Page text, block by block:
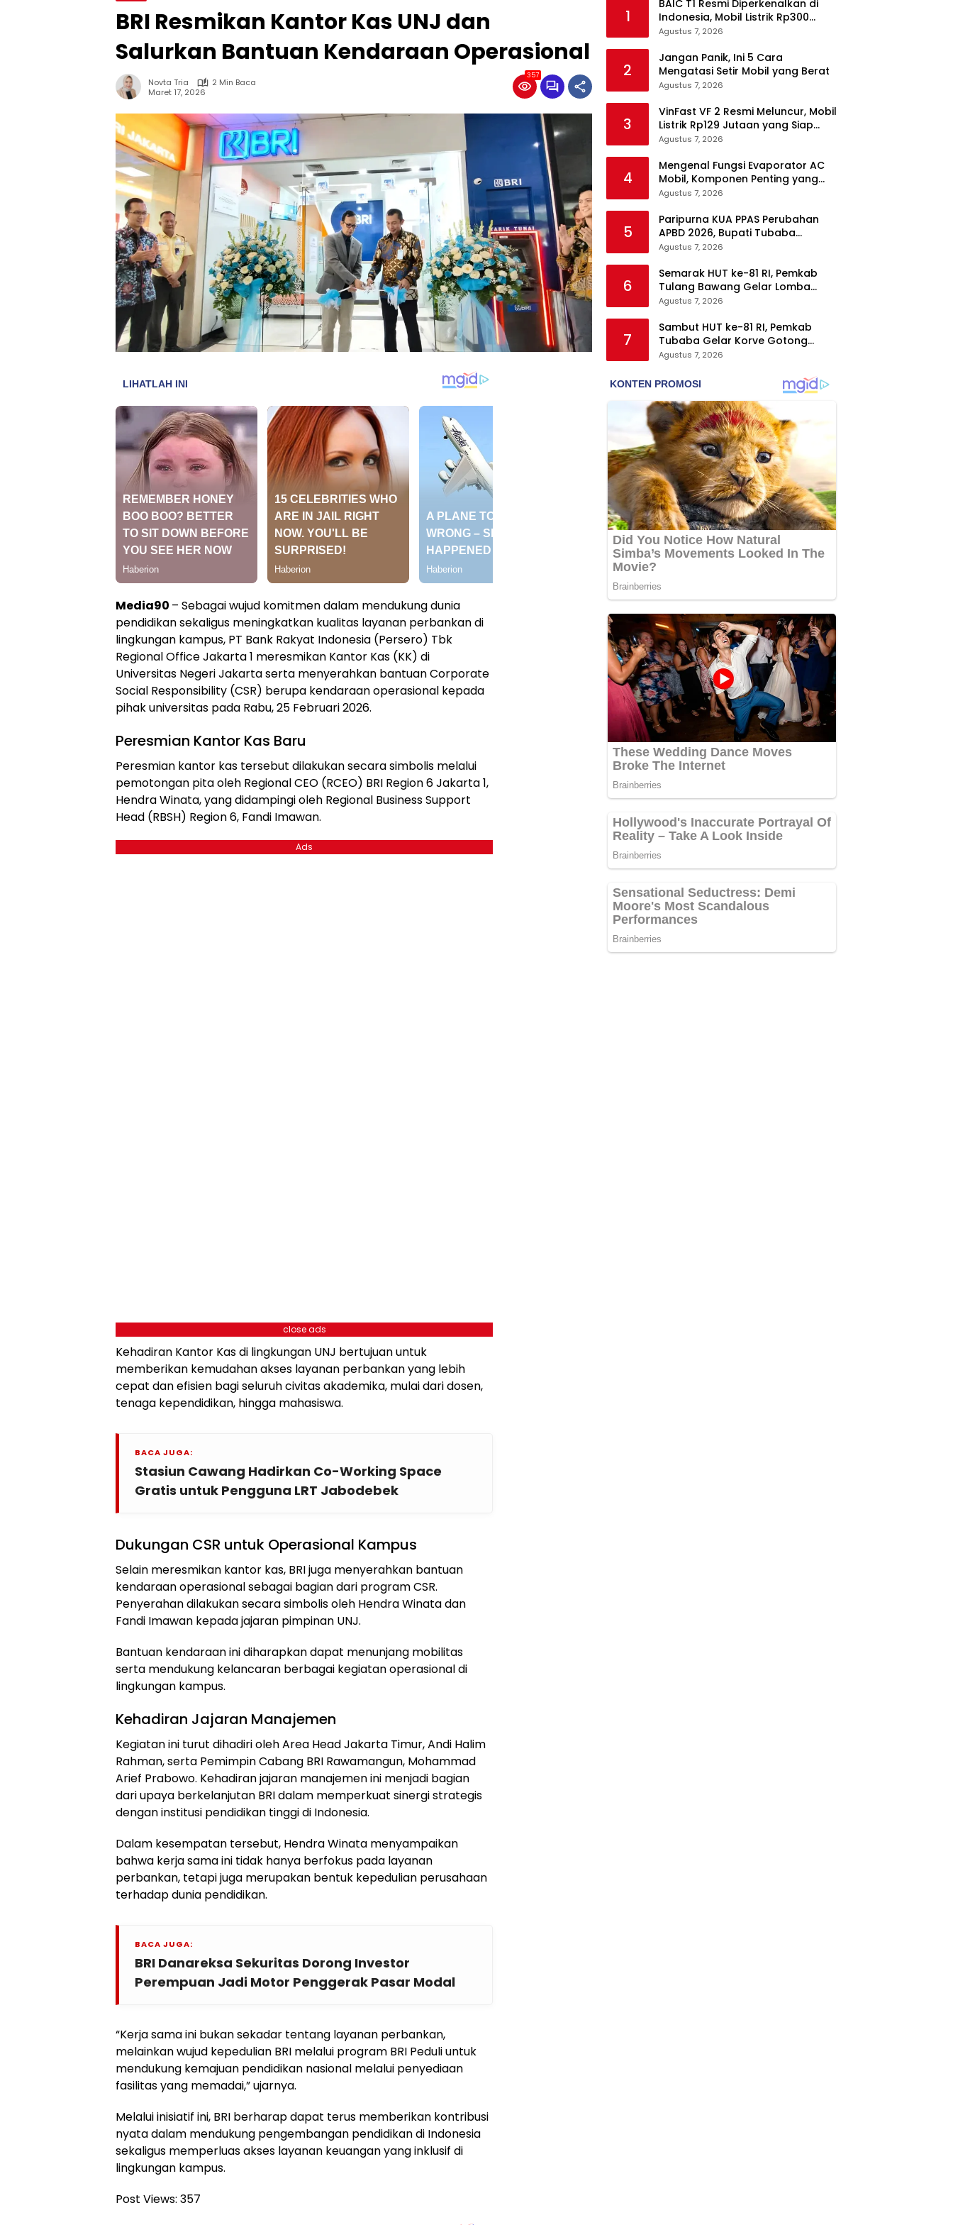
BRI Resmikan Kantor Kas UNJ dan
Salurkan Bantuan Kendaraan Operasional
Novta Tria
2 Min Baca
Maret 17, 2026
357
Media90 – Sebagai wujud komitmen dalam mendukung dunia
pendidikan sekaligus meningkatkan kualitas layanan perbankan di
lingkungan kampus, PT Bank Rakyat Indonesia (Persero) Tbk
Regional Office Jakarta 1 meresmikan Kantor Kas (KK) di
Universitas Negeri Jakarta serta menyerahkan bantuan Corporate
Social Responsibility (CSR) berupa kendaraan operasional kepada
pihak universitas pada Rabu, 25 Februari 2026.
Peresmian Kantor Kas Baru
Peresmian kantor kas tersebut dilakukan secara simbolis melalui
pemotongan pita oleh Regional CEO (RCEO) BRI Region 6 Jakarta 1,
Hendra Winata, yang didampingi oleh Regional Business Support
Head (RBSH) Region 6, Fandi Imawan.
Ads
close ads
Kehadiran Kantor Kas di lingkungan UNJ bertujuan untuk
memberikan kemudahan akses layanan perbankan yang lebih
cepat dan efisien bagi seluruh civitas akademika, mulai dari dosen,
tenaga kependidikan, hingga mahasiswa.
BACA JUGA:
Stasiun Cawang Hadirkan Co-Working Space
Gratis untuk Pengguna LRT Jabodebek
Dukungan CSR untuk Operasional Kampus
Selain meresmikan kantor kas, BRI juga menyerahkan bantuan
kendaraan operasional sebagai bagian dari program CSR.
Penyerahan dilakukan secara simbolis oleh Hendra Winata dan
Fandi Imawan kepada jajaran pimpinan UNJ.
Bantuan kendaraan ini diharapkan dapat menunjang mobilitas
serta mendukung kelancaran berbagai kegiatan operasional di
lingkungan kampus.
Kehadiran Jajaran Manajemen
Kegiatan ini turut dihadiri oleh Area Head Jakarta Timur, Andi Halim
Rahman, serta Pemimpin Cabang BRI Rawamangun, Mohammad
Arief Prabowo. Kehadiran jajaran manajemen ini menjadi bagian
dari upaya berkelanjutan BRI dalam memperkuat sinergi strategis
dengan institusi pendidikan tinggi di Indonesia.
Dalam kesempatan tersebut, Hendra Winata menyampaikan
bahwa kerja sama ini tidak hanya berfokus pada layanan
perbankan, tetapi juga merupakan bentuk kepedulian perusahaan
terhadap dunia pendidikan.
BACA JUGA:
BRI Danareksa Sekuritas Dorong Investor
Perempuan Jadi Motor Penggerak Pasar Modal
“Kerja sama ini bukan sekadar tentang layanan perbankan,
melainkan wujud kepedulian BRI melalui program BRI Peduli untuk
mendukung kemajuan pendidikan nasional melalui penyediaan
fasilitas yang memadai,” ujarnya.
Melalui inisiatif ini, BRI berharap dapat terus memberikan kontribusi
nyata dalam mendukung pengembangan pendidikan di Indonesia
sekaligus memperluas akses layanan keuangan yang inklusif di
lingkungan kampus.
Post Views: 357
1
BAIC T1 Resmi Diperkenalkan di
Indonesia, Mobil Listrik Rp300
Jutaan Siap Ramaikan Pasar EV
Agustus 7, 2026
2
Jangan Panik, Ini 5 Cara
Mengatasi Setir Mobil yang Berat
Agustus 7, 2026
3
VinFast VF 2 Resmi Meluncur, Mobil
Listrik Rp129 Jutaan yang Siap
Jadi Alternatif Pengganti Motor
Agustus 7, 2026
4
Mengenal Fungsi Evaporator AC
Mobil, Komponen Penting yang
Sering Terlupakan
Agustus 7, 2026
5
Paripurna KUA PPAS Perubahan
APBD 2026, Bupati Tubaba
Targetkan Pendapatan Daerah
Agustus 7, 2026
6
Semarak HUT ke-81 RI, Pemkab
Tulang Bawang Gelar Lomba
Senam Udang Manis
Agustus 7, 2026
7
Sambut HUT ke-81 RI, Pemkab
Tubaba Gelar Korve Gotong
Royong dan Bersih-Bersih
Agustus 7, 2026